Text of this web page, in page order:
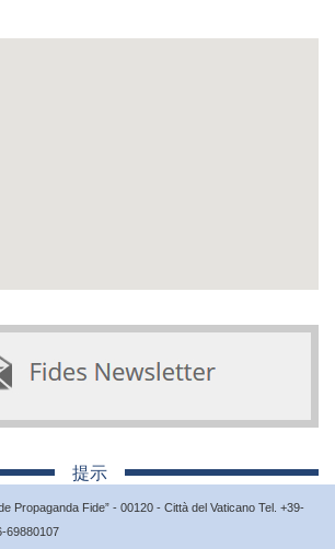
提示
Propaganda Fide” - 00120 - Città del Vaticano Tel. +39-
69880107